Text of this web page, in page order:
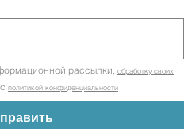
рассылки, обработку своих
политикой конфиденциальности